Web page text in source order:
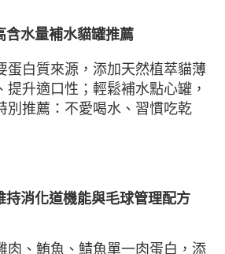
含水量補水貓罐推薦
蛋白質來源，添加天然植萃貓薄
提升適口性；輕鬆補水點心罐，
別推薦：不愛喝水、習慣吃乾
持消化道機能與毛球管理配方
肉、鮪魚、鯖魚單一肉蛋白，添